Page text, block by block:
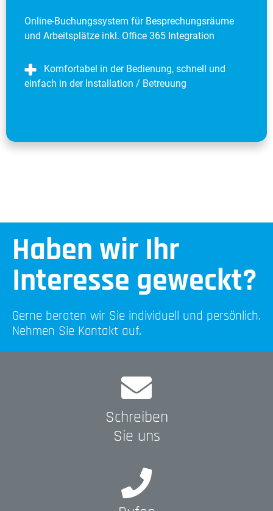
Online-Buchungssystem für Besprechungsräume
und Arbeitsplätze inkl. Office 365 Integration
Komfortabel in der Bedienung, schnell und
einfach in der Installation / Betreuung
Haben wir Ihr
Interesse geweckt?
Gerne beraten wir Sie individuell und persönlich.
Nehmen Sie Kontakt auf.
Schreiben
Sie uns